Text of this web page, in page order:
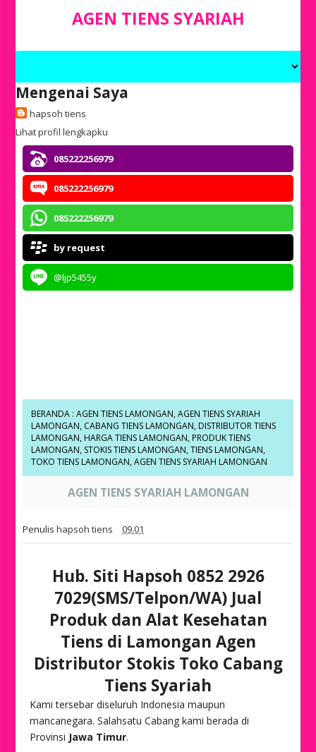
AGEN TIENS SYARIAH
Mengenai Saya
hapsoh tiens
Lihat profil lengkapku
085222256979
085222256979
085222256979
by request
@ljp5455y
BERANDA :AGEN TIENS LAMONGAN,AGEN TIENS SYARIAH
LAMONGAN, CABANG TIENS LAMONGAN, DISTRIBUTOR TIENS
LAMONGAN, HARGA TIENS LAMONGAN, PRODUK TIENS
LAMONGAN, STOKIS TIENS LAMONGAN,TIENS LAMONGAN,
TOKO TIENS LAMONGAN,AGEN TIENS SYARIAH LAMONGAN
AGEN TIENS SYARIAH LAMONGAN
Penulishapsoh tiens 09.01
Hub. Siti Hapsoh 0852 2926
7029(SMS/Telpon/WA) Jual
Produk dan Alat Kesehatan
Tiens di Lamongan Agen
Distributor Stokis Toko Cabang
Tiens Syariah
Kami tersebar diseluruh Indonesia maupun
mancanegara. Salahsatu Cabang kami berada di
Provinsi Jawa Timur.